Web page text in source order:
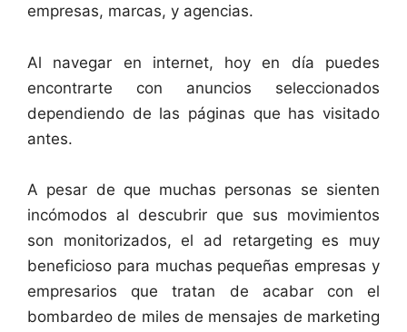
empresas, marcas, y agencias.
Al navegar en internet, hoy en día puedes
encontrarte con anuncios seleccionados
dependiendo de las páginas que has visitado
antes.
A pesar de que muchas personas se sienten
incómodos al descubrir que sus movimientos
son monitorizados, el ad retargeting es muy
beneficioso para muchas pequeñas empresas y
empresarios que tratan de acabar con el
bombardeo de miles de mensajes de marketing